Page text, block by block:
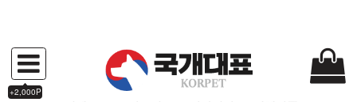
+2,000P